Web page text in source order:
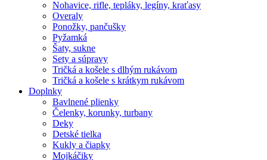
Nohavice, rifle, tepláky, legíny, kraťasy
Overaly
Ponožky, pančušky
Pyžamká
Šaty, sukne
Sety a súpravy
Tričká a košele s dlhým rukávom
Tričká a košele s krátkym rukávom
Doplnky
Bavlnené plienky
Čelenky, korunky, turbany
Deky
Detské tielka
Kukly a čiapky
Mojkáčiky